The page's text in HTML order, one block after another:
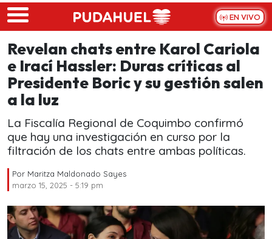
Skip to main content
EN VIVO
Revelan chats entre Karol Cariola
e Irací Hassler: Duras críticas al
Presidente Boric y su gestión salen
a la luz
La Fiscalía Regional de Coquimbo confirmó
que hay una investigación en curso por la
filtración de los chats entre ambas políticas.
Por Maritza Maldonado Sayes
marzo 15, 2025 - 5:19 pm